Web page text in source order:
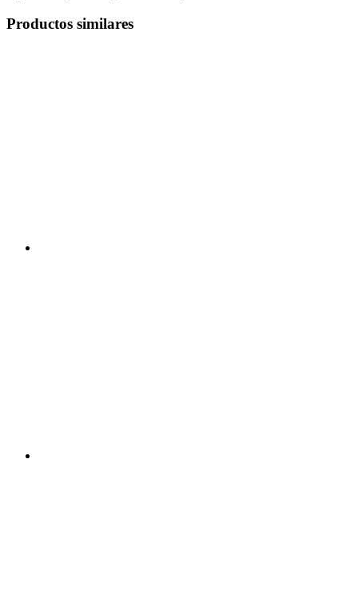
Productos similares